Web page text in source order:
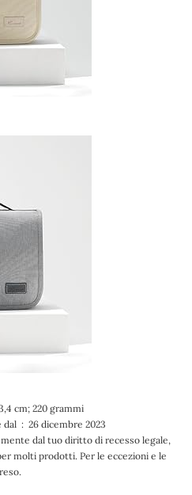
27 x 21,4 x 3,4 cm; 220 grammi
Disponibile su Amazon.it a partire dal ‏ : ‎ 26 dicembre 2023
dal tuo diritto di recesso legale,
molti prodotti. Per le eccezioni e le